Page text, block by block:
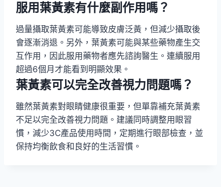
服用葉黃素有什麼副作用嗎？
過量攝取葉黃素可能導致皮膚泛黃，但減少攝取後
會逐漸消退。另外，葉黃素可能與某些藥物產生交
互作用，因此服用藥物者應先諮詢醫生。連續服用
超過6個月才能看到明顯效果。
葉黃素可以完全改善視力問題嗎？
雖然葉黃素對眼睛健康很重要，但單靠補充葉黃素
不足以完全改善視力問題。建議同時調整用眼習
慣，減少3C產品使用時間，定期進行眼部檢查，並
保持均衡飲食和良好的生活習慣。